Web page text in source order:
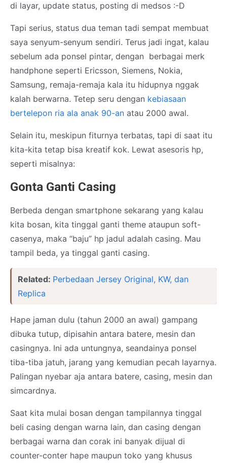
di layar, update status, posting di medsos :-D
Tapi serius, status dua teman tadi sempat membuat
saya senyum-senyum sendiri. Terus jadi ingat, kalau
sebelum ada ponsel pintar, dengan berbagai merk
handphone seperti Ericsson, Siemens, Nokia,
Samsung, remaja-remaja kala itu hidupnya nggak
kalah berwarna. Tetep seru dengan kebiasaan
bertelepon ria ala anak 90-an atau 2000 awal.
Selain itu, meskipun fiturnya terbatas, tapi di saat itu
kita-kita tetap bisa kreatif kok. Lewat asesoris hp,
seperti misalnya:
Gonta Ganti Casing
Berbeda dengan smartphone sekarang yang kalau
kita bosan, kita tinggal ganti theme ataupun soft-
casenya, maka “baju” hp jadul adalah casing. Mau
tampil beda, ya tinggal ganti casing.
Related: Perbedaan Jersey Original, KW, dan
Replica
Hape jaman dulu (tahun 2000 an awal) gampang
dibuka tutup, dipisahin antara batere, mesin dan
casingnya. Ini ada untungnya, seandainya ponsel
tiba-tiba jatuh, jarang yang kemudian pecah layarnya.
Palingan nyebar aja antara batere, casing, mesin dan
simcardnya.
Saat kita mulai bosan dengan tampilannya tinggal
beli casing dengan warna lain, dan casing dengan
berbagai warna dan corak ini banyak dijual di
counter-conter hape maupun toko yang khusus